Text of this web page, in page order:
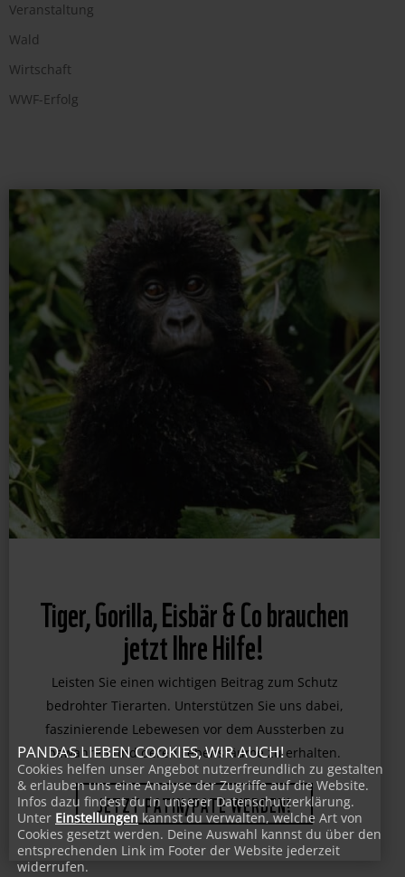
Veranstaltung
Wald
Wirtschaft
WWF-Erfolg
Tiger, Gorilla, Eisbär & Co brauchen
jetzt Ihre Hilfe!
Leisten Sie einen wichtigen Beitrag zum Schutz
bedrohter Tierarten. Unterstützen Sie uns dabei,
faszinierende Lebewesen vor dem Aussterben zu
bewahren und deren Lebensräume zu erhalten.
JETZT PATIN/PATE WERDEN!
PANDAS LIEBEN COOKIES, WIR AUCH!
Cookies helfen unser Angebot nutzerfreundlich zu gestalten
& erlauben uns eine Analyse der Zugriffe auf die Website.
Infos dazu findest du in unserer Datenschutzerklärung.
Unter Einstellungen kannst du verwalten, welche Art von
Cookies gesetzt werden. Deine Auswahl kannst du über den
entsprechenden Link im Footer der Website jederzeit
widerrufen.